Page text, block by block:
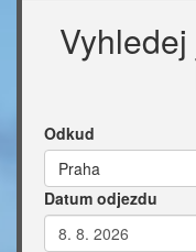
Odkud
Praha
Datum odjezdu